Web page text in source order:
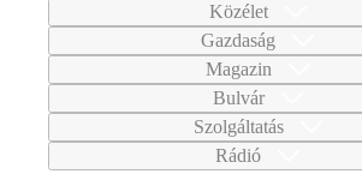
Közélet
Gazdaság
Magazin
Bulvár
Szolgáltatás
Rádió